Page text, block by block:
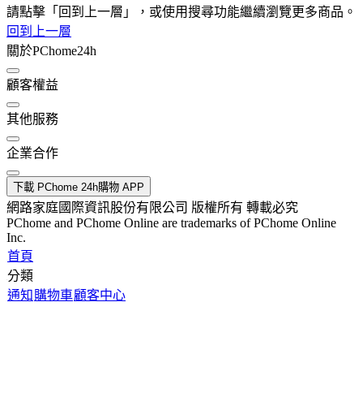
請點擊「回到上一層」，或使用搜尋功能繼續瀏覽更多商品。
回到上一層
關於PChome24h
顧客權益
其他服務
企業合作
下載 PChome 24h購物 APP
網路家庭國際資訊股份有限公司 版權所有 轉載必究
PChome and PChome Online are trademarks of PChome Online
Inc.
首頁
分類
通知 購物車顧客中心